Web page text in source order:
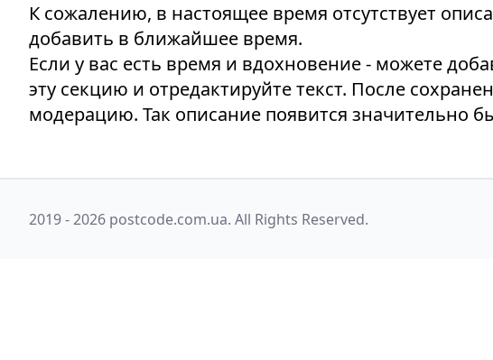
К сожалению, в настоящее время отсутствует
добавить в ближайшее время.
Если у вас есть время и вдохновение - можете
эту секцию и отредактируйте текст. После
модерацию. Так описание появится значительно
2019 - 2026 postcode.com.ua. All Rights Reserved.